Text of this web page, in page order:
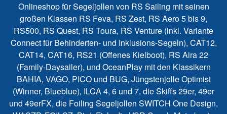
Onlineshop für Segeljollen von RS Sailing mit seinen
großen Klassen RS Feva, RS Zest, RS Aero 5 bis 9,
RS500, RS Quest, RS Toura, RS Venture (inkl. Variante
Connect für Behinderten- und Inklusions-Segeln), CAT12,
CAT14, CAT16, RS21 (Offenes Kielboot), RS Aira 22
(Family-Daysailer), und OceanPlay mit den Klassikern
BAHIA, VAGO, PICO und BUG, Jüngstenjolle Optimist
(Winner, Blueblue), ILCA 4, 6 und 7, die Skiffs 29er, 49er
und 49erFX, die Foiling Segeljollen SWITCH One Design,